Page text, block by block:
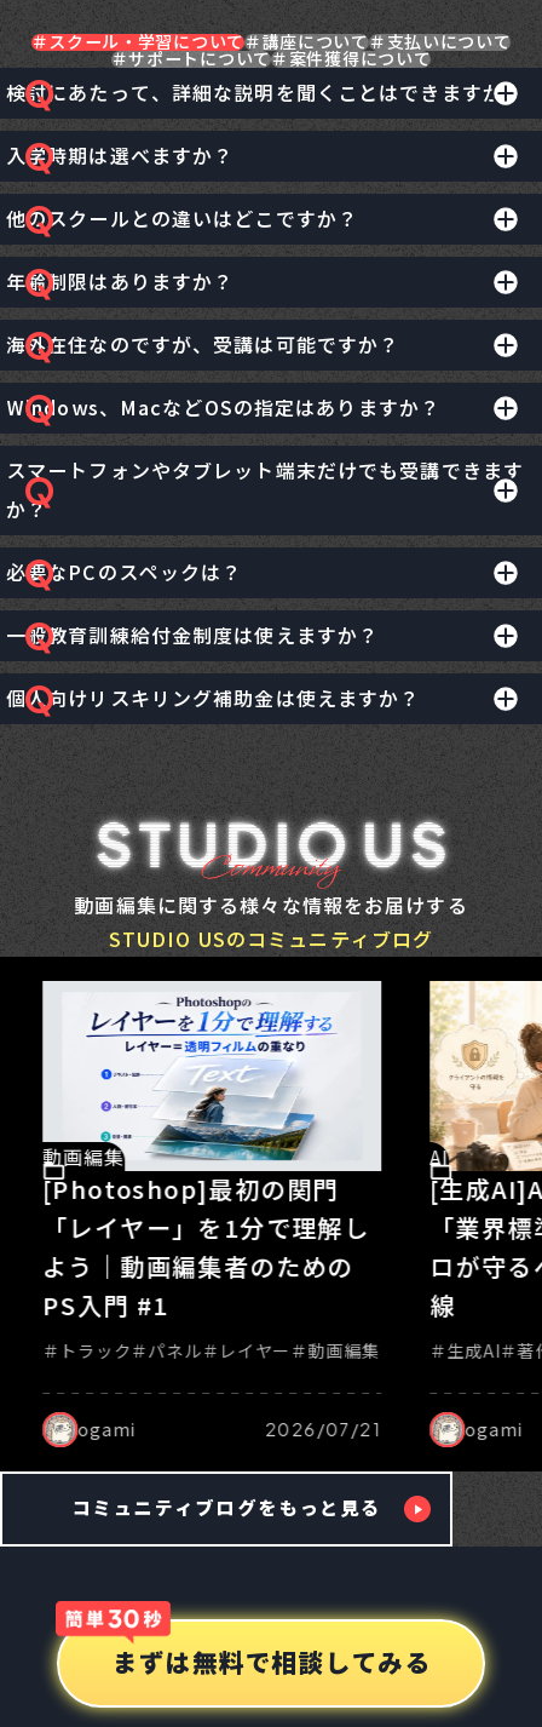
スクール・学習について 講座について 支払いについて
サポートについて 案件獲得について
検討にあたって、詳細な説明を聞くことはできますか？
はい、最短ルートでご理解いただける「動画説明会」を
ご用意しています。
以下の動画で、スクールの全体像をご確認いただけま
す。
さらに詳しい相談や、講師に直接質問したい方は、こち
らの個別相談をご活用ください。
無料で個別相談に申し込む
入学時期は選べますか？
決まった入学タイミングというのはありませんので、い
つでも受講開始いただけます。
他のスクールとの違いはどこですか？
1,000本以上の豊富な教材で、動画に関する幅広い知識
とスキルを習得いただけます。また期間に縛られない永
久サポートで、お仕事を始めた後も受講生に伴走して一
緒に夢を叶えていく仲間となれる点が、他のスクールと
の大きな違いです。
年齢制限はありますか？
年齢制限なく、学生から主婦・サラリーマンの方、シニ
アの方まで幅広くご利用いただいております。
海外在住なのですが、受講は可能ですか？
はい、授業はすべてオンラインで完結するものになって
おりますので、世界中どこにいてもインターネット環境
さえあれば受講いただけます。
Windows、MacなどOSの指定はありますか？
Windows、Macどちらでも受講可能ですので、お好きな
使い慣れた方で受講いただければと思います。
スマートフォンやタブレット端末だけでも受講できます
か？
スマートフォン、タブレット端末を教材の閲覧用として
使用することはできますが、受講にあたってはPCが必要
になります。
必要なPCのスペックは？
推奨スペックはこちらをご参照ください。
https://helpx.adobe.com/jp/after-
effects/system-requirements.html
また無料相談でも詳しくご案内させていただいておりま
すのでお気軽にご相談くださいませ。
CPU | M1以上
メモリ | 16GB〜
グラフィックボード | GPU：10コア.16コア
▼Windows
CPU | Intel Core I7〜第9～11世代
メモリ | 16GB〜32GB
ストレージ | 512GB
グラフィックボード | RTX 3060 以上
一般教育訓練給付金制度は使えますか？
はい、動画クリエイター総合コースでご利用頂けます。
詳細についてはzoom個別相談でご相談ください。
個人向けリスキリング補助金は使えますか？
はい。
動画クリエイター総合コースは、経済産業省の「リスキ
リングを通じたキャリアアップ支援事業」の対象講座と
して、個人向けリスキリング補助金をご利用いただけま
詳しくはこちらのページをご確認ください。
動画編集に関する様々な情報をお届けする
STUDIO USのコミュニティブログ
編集
21
AI
[生成AI]AIは本当に安全か？
「業界標準」を選ぶ理由とプ
ロが守るべき情報漏洩の境界
線
生成AI 著作権
2026/07/06
メデ
[ス
比
載
コミュニティブログを もっと 見る
まずは無料で相談してみる